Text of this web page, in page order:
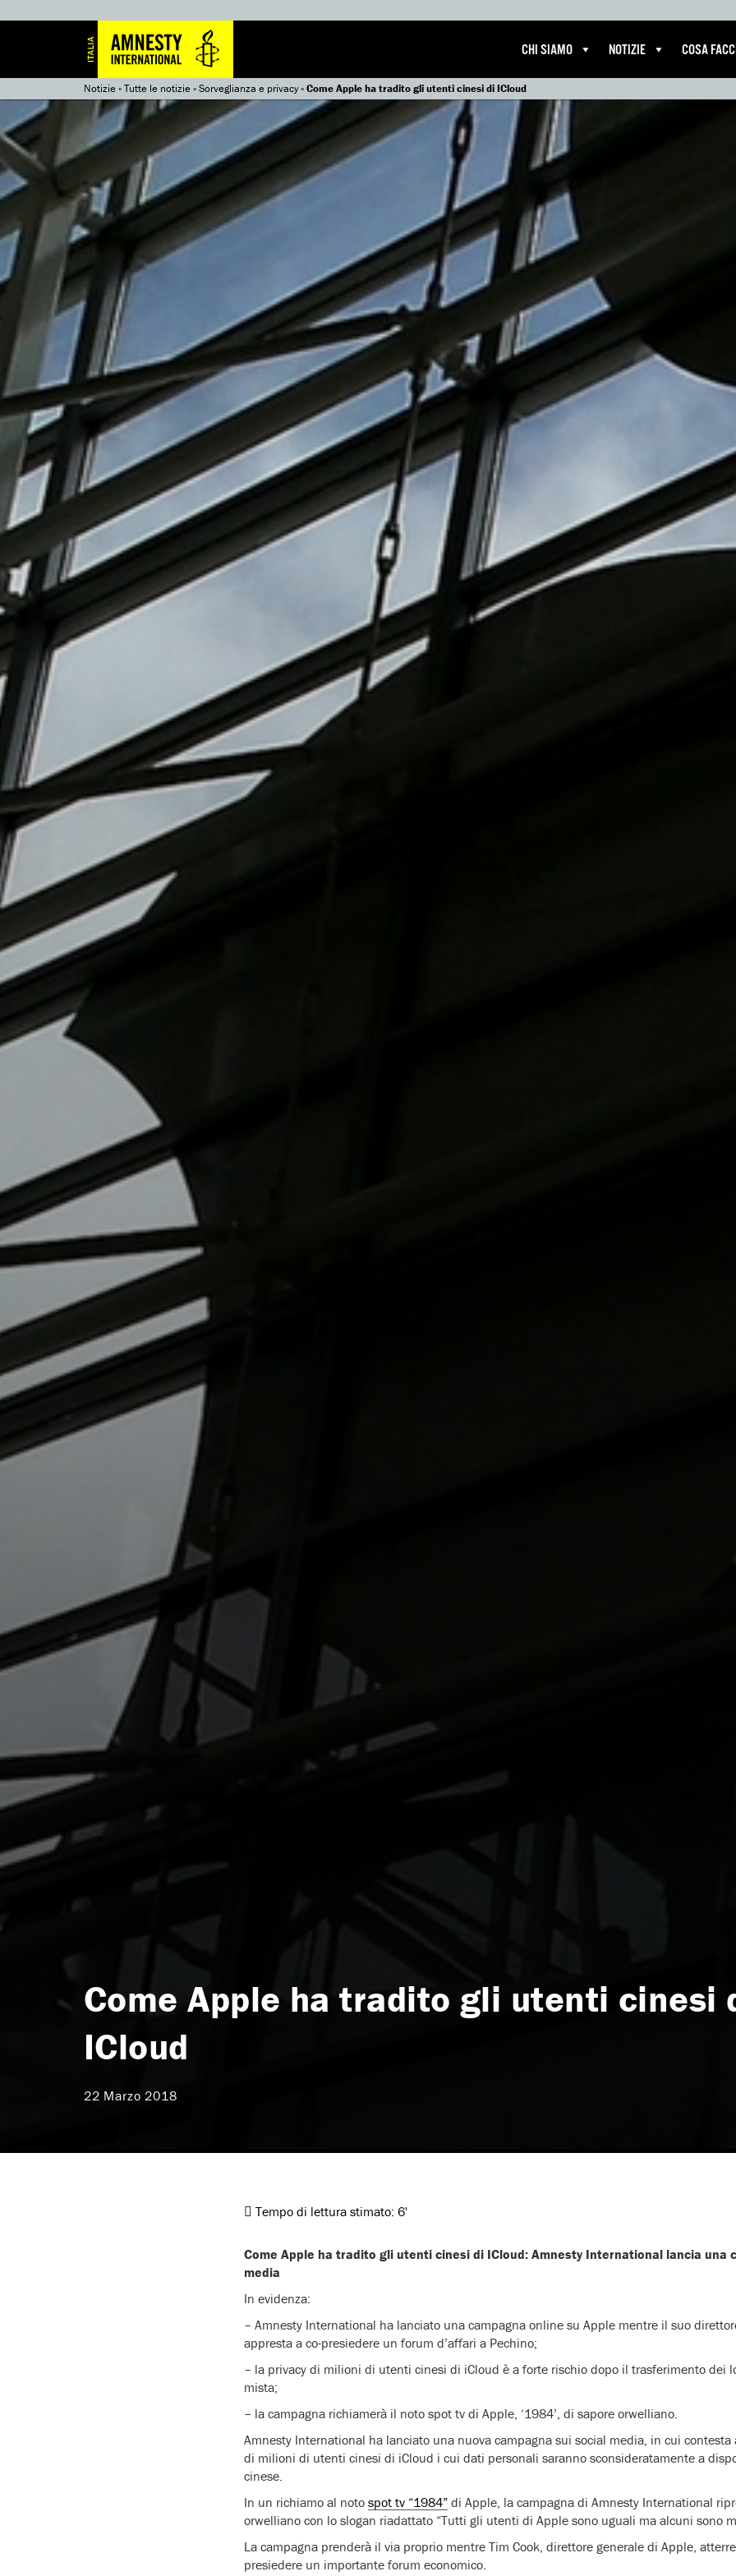
CHI SIAMO NOTIZIE COSA
Notizie»Tutte le notizie»Sorveglianza e privacy»Come Apple ha tradito gli utenti cinesi di ICloud
Come Apple ha tradito gli utenti cinesi
ICloud
22 Marzo 2018
Tempo di lettura stimato: 6'
Come Apple ha tradito gli utenti cinesi di ICloud: Amnesty International lancia una
media
In evidenza:
– Amnesty International ha lanciato una campagna online su Apple mentre il suo
appresta a co-presiedere un forum d’affari a Pechino;
– la privacy di milioni di utenti cinesi di iCloud è a forte rischio dopo il trasferimento dei
mista;
– la campagna richiamerà il noto spot tv di Apple, ‘1984’, di sapore orwelliano.
Amnesty International ha lanciato una nuova campagna sui social media, in cui
di milioni di utenti cinesi di iCloud i cui dati personali saranno sconsideratamente a
cinese.
In un richiamo al noto spot tv “1984” di Apple, la campagna di Amnesty International
orwelliano con lo slogan riadattato “Tutti gli utenti di Apple sono uguali ma alcuni sono
La campagna prenderà il via proprio mentre Tim Cook, direttore generale di Apple,
presiedere un importante forum economico.